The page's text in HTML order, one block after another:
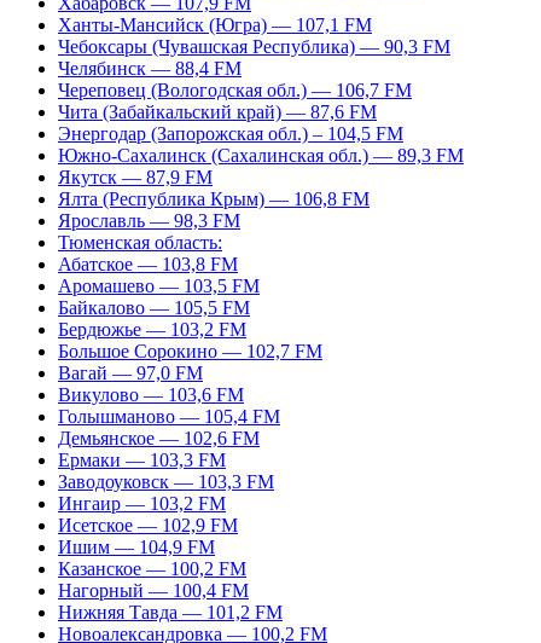
Ханты-Мансийск (Югра) — 107,1 FM
Чебоксары (Чувашская Республика) — 90,3 FM
Челябинск — 88,4 FM
Череповец (Вологодская обл.) — 106,7 FM
Чита (Забайкальский край) — 87,6 FM
Энергодар (Запорожская обл.) – 104,5 FM
Южно-Сахалинск (Сахалинская обл.) — 89,3 FM
Якутск — 87,9 FM
Ялта (Республика Крым) — 106,8 FM
Ярославль — 98,3 FM
Тюменская область:
Абатское — 103,8 FM
Аромашево — 103,5 FM
Байкалово — 105,5 FM
Бердюжье — 103,2 FM
Большое Сорокино — 102,7 FM
Вагай — 97,0 FM
Викулово — 103,6 FM
Голышманово — 105,4 FM
Демьянское — 102,6 FM
Ермаки — 103,3 FM
Заводоуковск — 103,3 FM
Ингаир — 103,2 FM
Исетское — 102,9 FM
Ишим — 104,9 FM
Казанское — 100,2 FM
Нагорный — 100,4 FM
Нижняя Тавда — 101,2 FM
Новоалександровка — 100,2 FM